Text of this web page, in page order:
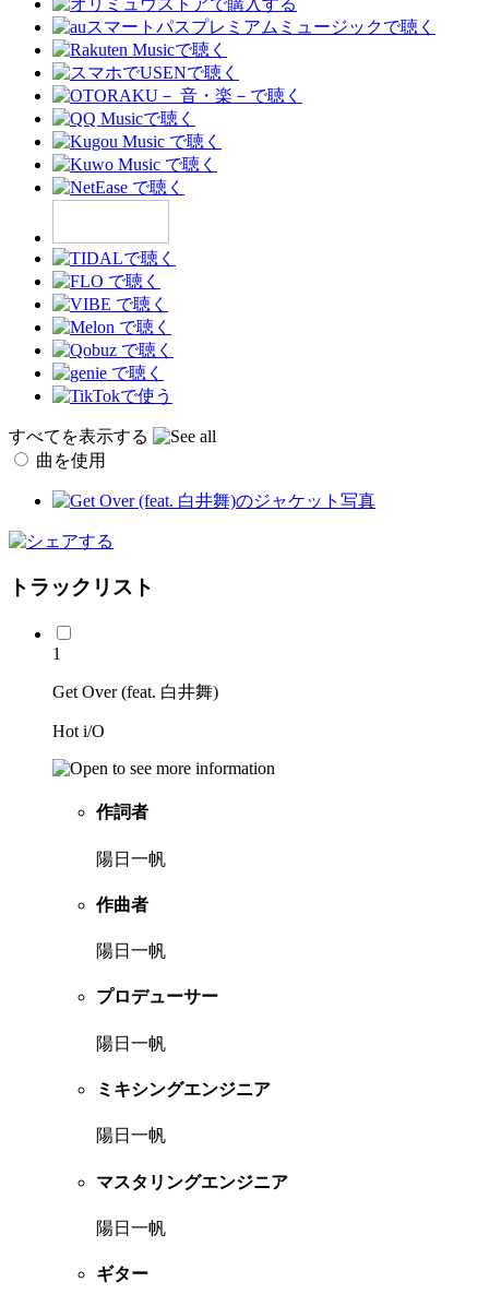
すべてを表示する
曲を使用
トラックリスト
1
Get Over (feat. 白井舞)
Hot i/O
作詞者
陽日一帆
作曲者
陽日一帆
プロデューサー
陽日一帆
ミキシングエンジニア
陽日一帆
マスタリングエンジニア
陽日一帆
ギター